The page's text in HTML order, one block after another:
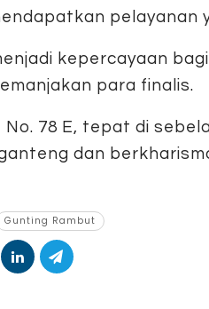
pelayanan
kepercayaan
para finalis.
78 E, tepat di
dan
Gunting Rambut